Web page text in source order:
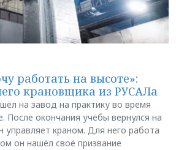
работать на высоте»:
крановщика из РУСАЛа
на завод на практику во время
После окончания учёбы вернулся на
управляет краном. Для него работа
он нашёл своё призвание